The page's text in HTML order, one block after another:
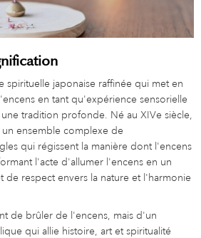
spirituelle japonaise raffinée qui met en
en tant qu'expérience sensorielle
tradition profonde. Né au XIVe siècle,
ensemble complexe de
qui régissent la manière dont l'encens
l'acte d'allumer l'encens en un
de respect envers la nature et l'harmonie
de brûler de l'encens, mais d'un
qui allie histoire, art et spiritualité